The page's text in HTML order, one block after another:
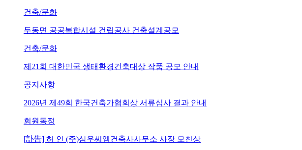
건축/문화
두동면 공공복합시설 건립공사 건축설계공모
건축/문화
제21회 대한민국 생태환경건축대상 작품 공모 안내
공지사항
2026년 제49회 한국건축가협회상 서류심사 결과 안내
회원동정
[訃告] 허 인 (주)삼우씨엠건축사사무소 사장 모친상